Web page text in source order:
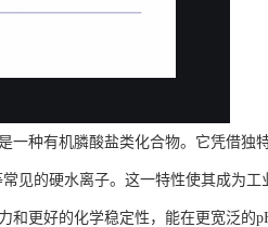
一种有机膦酸盐类化合物。它凭借独
见的硬水离子。这一特性使其成为
和更好的化学稳定性，能在更宽泛的